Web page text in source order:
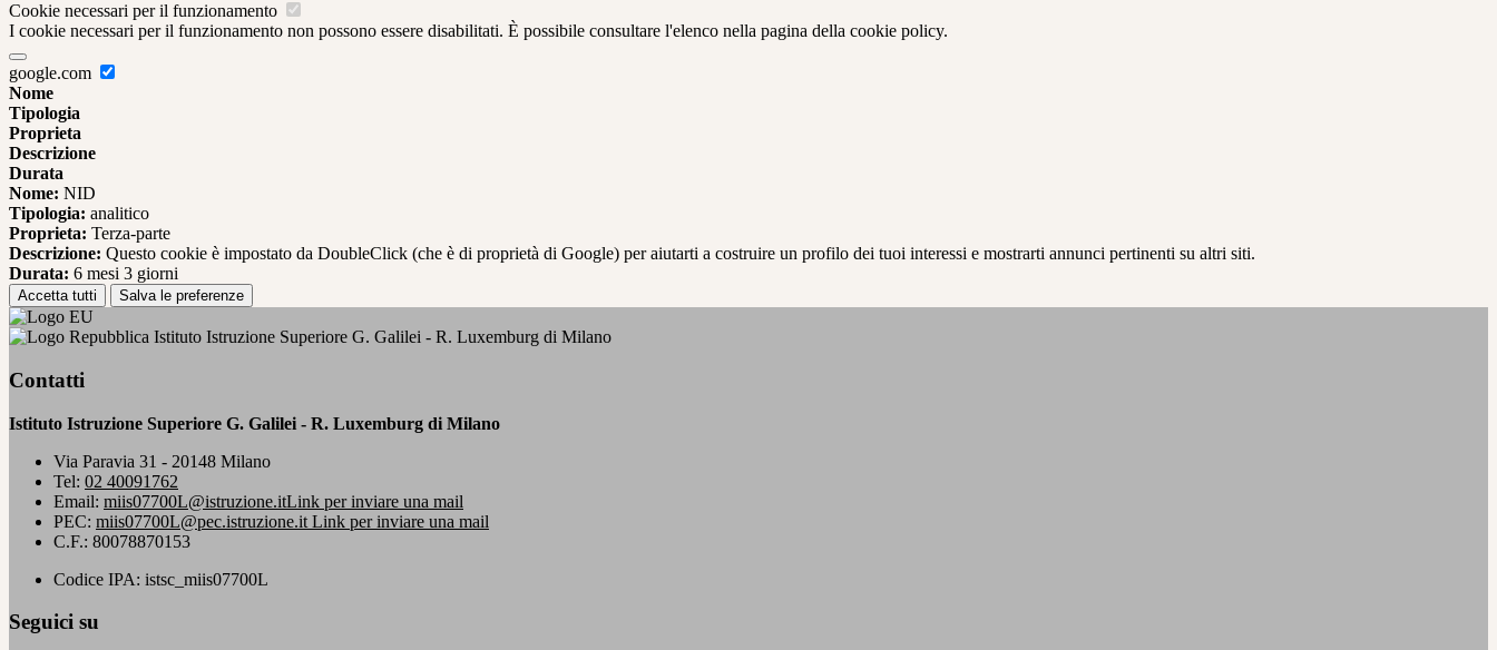
Cookie necessari per il funzionamento
I cookie necessari per il funzionamento non possono essere disabilitati. È possibile consultare l'elenco nella pagina della cookie policy.
google.com
Nome
Tipologia
Proprieta
Descrizione
Durata
Nome: NID
Tipologia: analitico
Proprieta: Terza-parte
Descrizione: Questo cookie è impostato da DoubleClick (che è di proprietà di Google) per aiutarti a costruire un profilo dei tuoi interessi e mostrarti annunci pertinenti su altri siti.
Durata: 6 mesi 3 giorni
Accetta tutti Salva le preferenze
Istituto Istruzione Superiore G. Galilei - R. Luxemburg di Milano
Contatti
Istituto Istruzione Superiore G. Galilei - R. Luxemburg di Milano
Via Paravia 31 - 20148 Milano
Tel: 02 40091762
Email: miis07700L@istruzione.itLink per inviare una mail
PEC: miis07700L@pec.istruzione.it Link per inviare una mail
C.F.: 80078870153
Codice IPA: istsc_miis07700L
Seguici su